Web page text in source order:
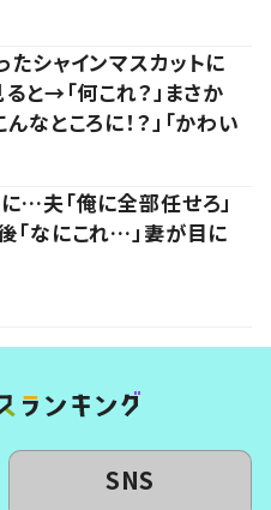
たシャインマスカットに
と→「何これ？」まさか
なところに！？」「かわい
…夫「俺に全部任せろ」
「なにこれ…」妻が目に
SNS